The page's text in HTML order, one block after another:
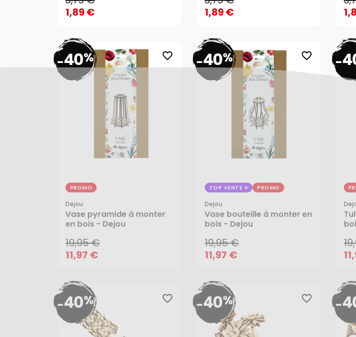
1,89 €
1,89 €
favorite_border
-40%
PROMO
Dejou
Vase pyramide à monter
en bois - Dejou
19,95 €
11,97 €
19,95 €
11,97 €
favorite_border
-40%
TOP VENTE PROMO
Dejou
Vase bouteille à monter en
bois - Dejou
19,95 €
11,97 €
19,95 €
11,97 €
-
favorite_border
-40% favorite_border
-40% -